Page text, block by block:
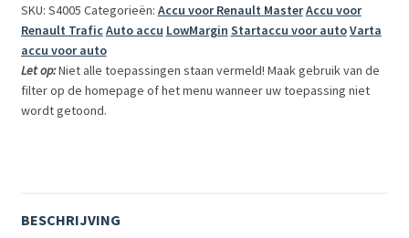
12V
(0
092
S40
SKU: S4005 Categorieën: Accu voor Renault MasterAccu voor
Renault TraficAuto accu LowMargin Startaccu voor autoVarta
accu voor auto
Let op:Niet alle toepassingen staan vermeld! Maak gebruik van de
filter op de homepage of het menu wanneer uw toepassing niet
wordt getoond.
BESCHRIJVING